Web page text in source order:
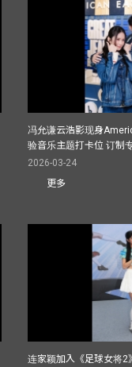
冯允谦云浩影现身
验音乐主题打卡位 订制
2026-03-24
更多
连家颖加入《足球女将